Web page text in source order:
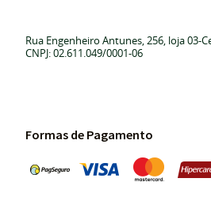
Rua Engenheiro Antunes, 256, loja 03-
CNPJ: 02.611.049/0001-06
Formas de Pagamento